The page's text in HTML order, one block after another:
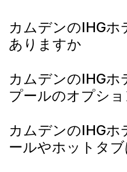
カムデンのIHGホ
ありますか
カムデンのIHGホ
プールのオプシ
カムデンのIHGホ
ールやホットタ